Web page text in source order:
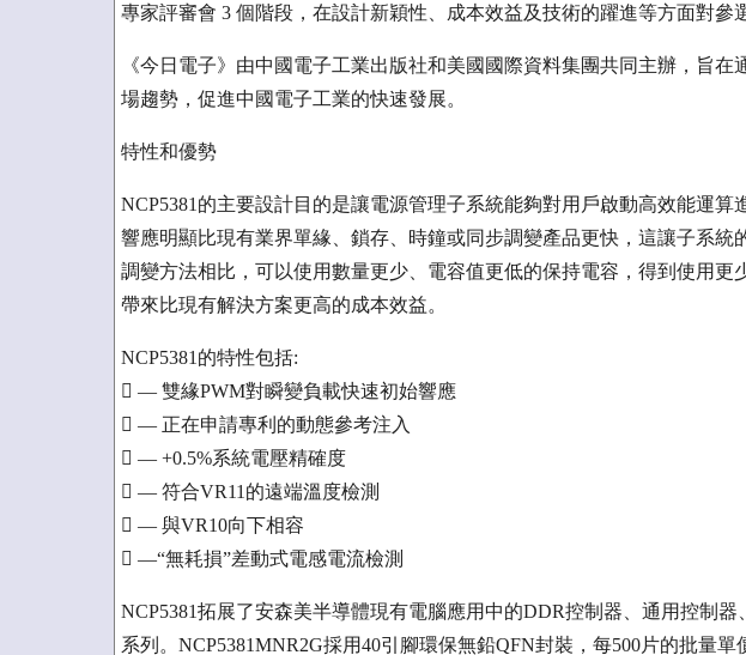
專家評審會 3 個階段，在設計新穎性、成本效益及技術的躍進等方面對參
《今日電子》由中國電子工業出版社和美國國際資料集團共同主辦，旨在
場趨勢，促進中國電子工業的快速發展。
特性和優勢
NCP5381的主要設計目的是讓電源管理子系統能夠對用戶啟動高效能運算
響應明顯比現有業界單緣、鎖存、時鐘或同步調變產品更快，這讓子系統
調變方法相比，可以使用數量更少、電容值更低的保持電容，得到使用更
帶來比現有解決方案更高的成本效益。
NCP5381的特性包括:
 — 雙緣PWM對瞬變負載快速初始響應
 — 正在申請專利的動態參考注入
 — +0.5%系統電壓精確度
 — 符合VR11的遠端溫度檢測
 — 與VR10向下相容
 —“無耗損”差動式電感電流檢測
NCP5381拓展了安森美半導體現有電腦應用中的DDR控制器、通用控制器
系列。NCP5381MNR2G採用40引腳環保無鉛QFN封裝，每500片的批量單